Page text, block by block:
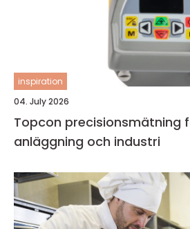
inspiration
04. July 2026
Topcon precisionsmätning för bygg,
anläggning och industri